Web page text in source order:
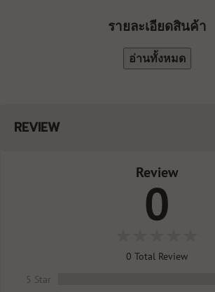
รายละเอียดสินค้า
อ่านทั้งหมด
REVIEW
Review
0
0 Total Review
5 Star